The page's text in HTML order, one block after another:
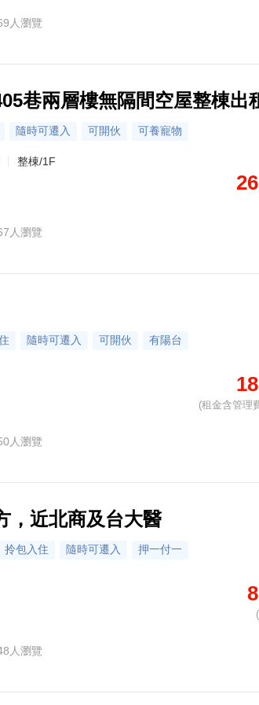
人瀏覽
巷兩層樓無隔間空屋整棟出
隨時可遷入 可開伙 可養寵物
整棟/1F
人瀏覽
隨時可遷入 可開伙 有陽台
人瀏覽
(租金含管理
，近北商及台大醫
拎包入住 隨時可遷入 押一付一
人瀏覽